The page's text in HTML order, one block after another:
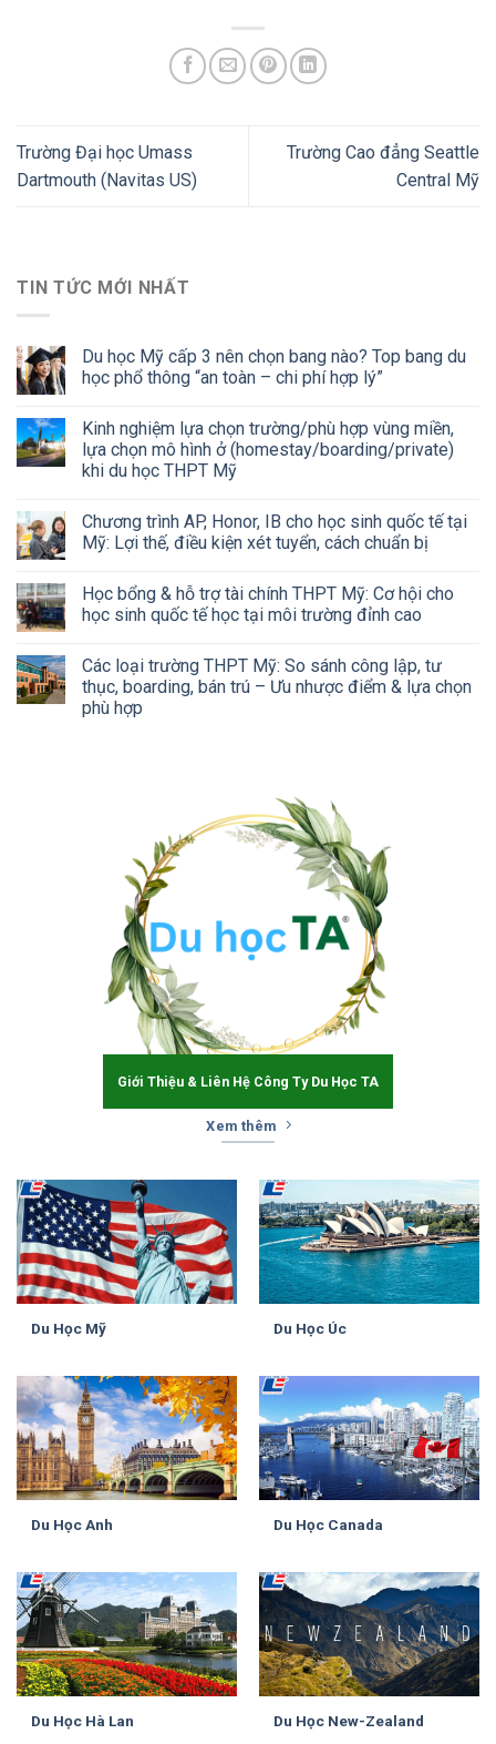
Trường Đại học Umass
Dartmouth (Navitas US)
Trường Cao đẳng Seattle
Central Mỹ
TIN TỨC MỚI NHẤT
Du học Mỹ cấp 3 nên chọn bang nào? Top bang du
học phổ thông “an toàn – chi phí hợp lý”
Kinh nghiệm lựa chọn trường/phù hợp vùng miền,
lựa chọn mô hình ở (homestay/boarding/private)
khi du học THPT Mỹ
Chương trình AP, Honor, IB cho học sinh quốc tế tại
Mỹ: Lợi thế, điều kiện xét tuyển, cách chuẩn bị
Học bổng & hỗ trợ tài chính THPT Mỹ: Cơ hội cho
học sinh quốc tế học tại môi trường đỉnh cao
Các loại trường THPT Mỹ: So sánh công lập, tư
thục, boarding, bán trú – Ưu nhược điểm & lựa chọn
phù hợp
Giới Thiệu & Liên Hệ Công Ty Du Học TA
Xem thêm
Du Học Mỹ Du Học Úc
Du Học Anh Du Học Canada
Du Học Hà Lan Du Học New-Zealand